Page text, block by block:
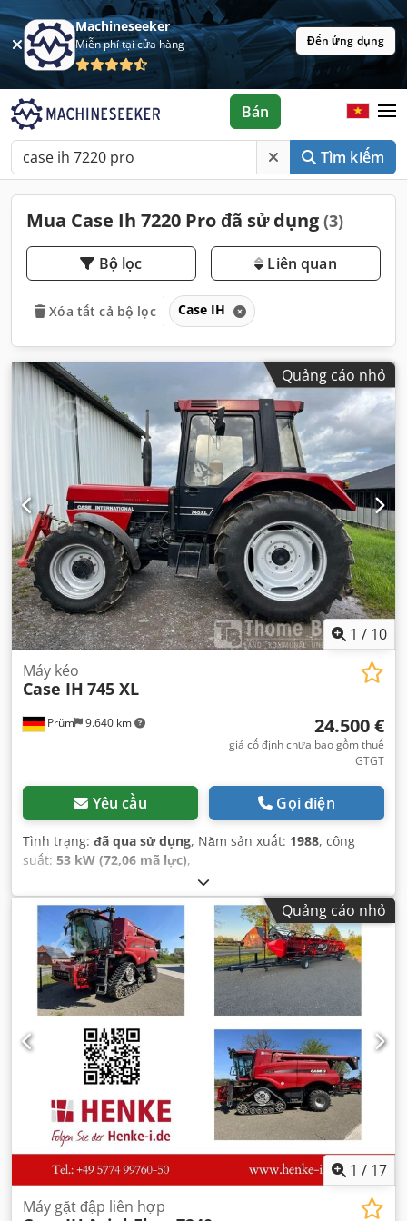
Machineseeker
Miễn phí tại cửa hàng Đến ứng dụng
Tìm kiếm
Bán
Mua Case Ih 7220 Pro đã sử dụng (3)
Bộ lọc Liên quan
Xóa tất cả bộ lọc Case IH
Quảng cáo nhỏ
1 / 10
Prüm 9.640 km
Máy kéo
Case IH 745 XL
24.500 €
giá cố định chưa bao gồm thuế
GTGT
Yêu cầu Gọi điện
Tình trạng: đã qua sử dụng, Năm sản xuất: 1988, công
suất: 53 kW (72,06 mã lực),
Quảng cáo nhỏ
1 / 17
Máy gặt đập liên hợp